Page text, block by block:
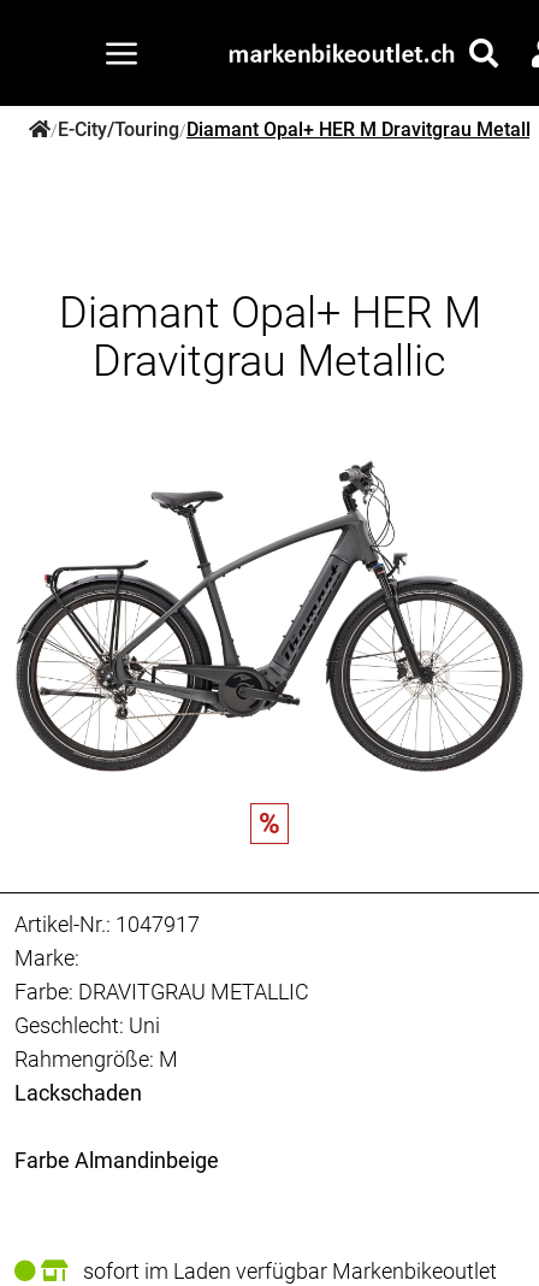
/E-City/Touring/Diamant Opal+ HER M Dravitgrau
Diamant Opal+ HER M
Dravitgrau Metallic
%
Artikel-Nr.: 1047917
Marke:
Farbe: DRAVITGRAU METALLIC
Geschlecht: Uni
Rahmengröße: M
Lackschaden
Farbe Almandinbeige
sofort im Laden verfügbar Markenbikeoutlet